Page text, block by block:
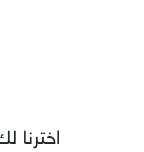
اخترنا